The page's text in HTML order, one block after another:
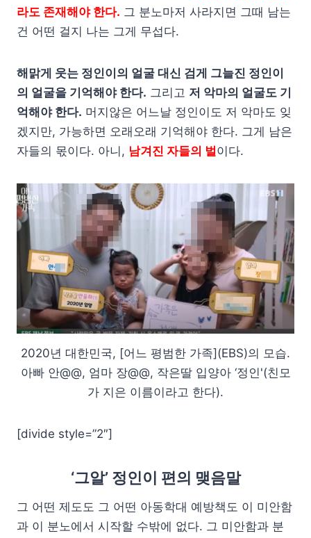
라도 존재해야 한다. 그 분노마저 사라지면 그때 남는
건 어떤 걸지 나는 그게 무섭다.
해맑게 웃는 정인이의 얼굴 대신 검게 그늘진 정인이
의 얼굴을 기억해야 한다. 그리고 저 악마의 얼굴도 기
억해야 한다. 머지않은 어느날 정인이도 저 악마도 잊
겠지만, 가능하면 오래오래 기억해야 한다. 그게 남은
자들의 몫이다. 아니, 남겨진 자들의 벌이다.
2020년 대한민국, [어느 평범한 가족](EBS)의 모습.
아빠 안@@, 엄마 장@@, 작은딸 입양아 ‘정인'(친모
가 지은 이름이라고 한다).
[divide style=”2″]
‘그알’ 정인이 편의 맺음말
그 어떤 제도도 그 어떤 아동학대 예방책도 이 미안함
과 이 분노에서 시작할 수밖에 없다. 그 미안함과 분